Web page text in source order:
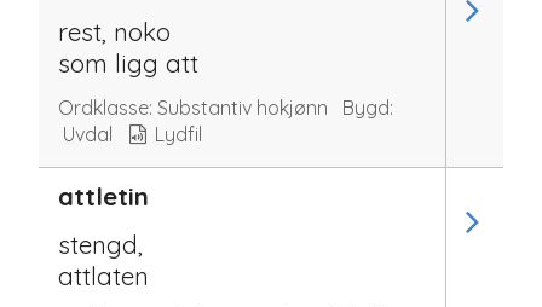
rest, noko
som ligg att
Ordklasse: Substantiv hokjønn
Bygd:
Uvdal
Lydfil
attletin
stengd,
attlaten